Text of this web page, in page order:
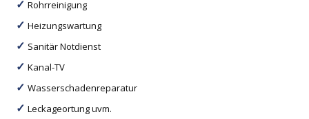
Rohrreinigung
Heizungswartung
Sanitär Notdienst
Kanal-TV
Wasserschadenreparatur
Leckageortung uvm.